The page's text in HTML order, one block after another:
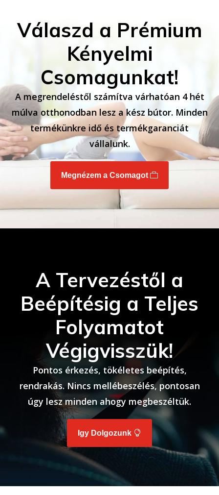
Válaszd a Prémium
Kényelmi
Csomagunkat!
A megrendeléstől számítva várhatóan 4 hét
múlva otthonodban lesz a kész bútor. Minden
termékünkre idő és termékgaranciát
vállalunk.
Megnézem a Csomagot
A Tervezéstől a
Beépítésig a Teljes
Folyamatot
Végigvisszük!
Pontos érkezés, tökéletes beépítés,
rendrakás. Nincs mellébeszélés, pontosan
úgy lesz minden ahogy megbeszéltük.
Igy Dolgozunk